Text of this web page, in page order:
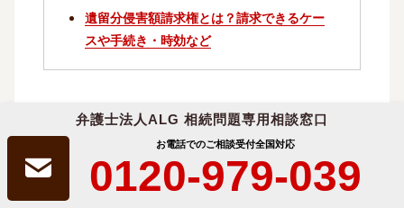
弁護士法人ALG 相続問題専用相談窓口
お電話でのご相談受付全国対応
0120-979-039
遺留分侵害額請求権とは？請求できるケー
スや手続き・時効など
遺言書が無効であれば従わなくて良